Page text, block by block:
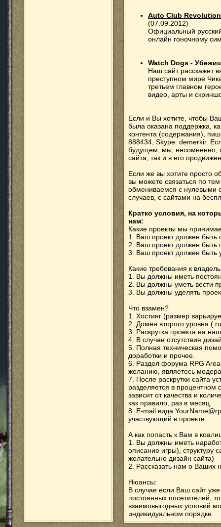
Auto Club
(07.09.2012)
Официальный
онлайн гоночному
Watch Dogs -
Наш сайт расскажет
преступном мире
третьем главном
видео, арты и
Если и Вы хотите, чтобы
была оказана поддержка,
контента (содержания),
888434, Skype: demerkir.
будущем, мы, несомненно,
сайта, так и в его
Если же вы хотите просто
вы можете связаться по
обмениваемся с нулевыми
случаев, с сайтами на
Кратко условия, на
нам:
Какие проекты мы
1. Ваш проект должен быть
2. Ваш проект должен быть
3. Ваш проект должен быть
Какие требования к
1. Вы должны иметь
2. Вы должны уметь вести
3. Вы должны уделять
Что взамен?
1. Хостинг (размер
2. Домен второго уровня
3. Раскрутка проекта на
4. В случае отсутствия
5. Полная техническая
доработки и прочее.
6. Раздел форума RPG
желанию, являетесь
7. После раскрутки сайта
разделяется в
зависит от качества и
как правило, раз в месяц.
8. E-mail вида
участвующий в проекте.
А как попасть к Вам в
1. Вы должны иметь
описание игры), структуру
желательно дизайн сайта)
2. Рассказать нам о Ваших
Нюансы:
В случае если Ваш сайт
постоянных посетителей,
взаимовыгодных условий
индивидуальном порядке.